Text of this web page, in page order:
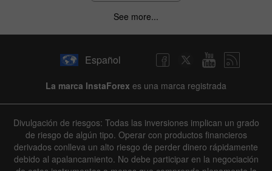
See more...
Español
La marca InstaForex es una marca registrada
Divulgación de riesgos: Todas las inversiones implican un grado
de riesgo de algún tipo. Operar con productos financieros
derivados conlleva un alto riesgo de perder dinero rápidamente
debido al apalancamiento. No debe participar en la negociación